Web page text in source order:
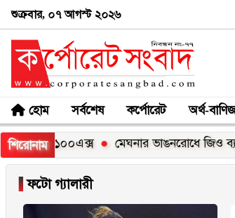
শুক্রবার, ০৭ আগস্ট ২০২৬
হোম সর্বশেষ কর্পোরেট অর্থ-
শিরোনাম
সি১০০এক্স মেঘনার ভাঙনরোধে জিও ব্যাগ
▐ফটো গ্যালারী